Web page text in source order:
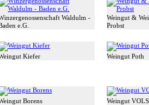
Waldulm -
e.G.
Weingut &
Probst
Kiefer Weingut Poth
Borens Weingut VOLS